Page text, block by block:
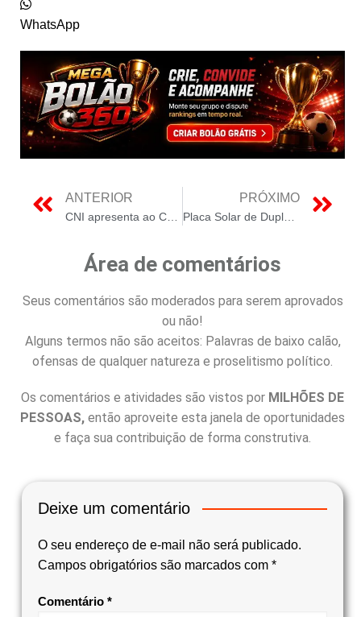
WhatsApp
ANTERIOR PRÓXIMO
Área de comentários
Seus comentários são moderados para serem aprovados
ou não!
Alguns termos não são aceitos: Palavras de baixo calão,
ofensas de qualquer natureza e proselitismo político.
Os comentários e atividades são vistos por MILHÕES DE
PESSOAS, então aproveite esta janela de oportunidades
e faça sua contribuição de forma construtiva.
Deixe um comentário
O seu endereço de e-mail não será publicado.
Campos obrigatórios são marcados com *
Comentário *